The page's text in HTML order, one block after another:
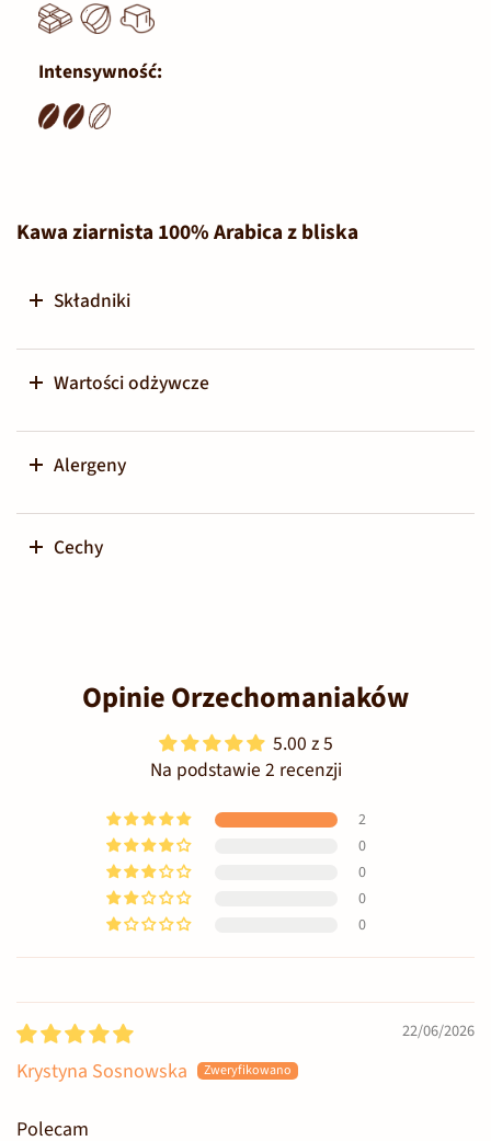
Intensywność:
Kawa ziarnista 100% Arabica z bliska
Składniki
Wartości odżywcze
Alergeny
Cechy
Opinie Orzechomaniaków
5.00 z 5
Na podstawie 2 recenzji
2
0
0
0
0
Sort by
22/06/2026
Krystyna Sosnowska
Polecam